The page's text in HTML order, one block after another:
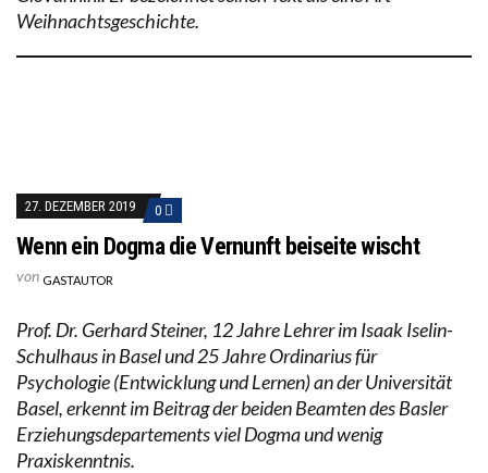
Weihnachtsgeschichte.
27. DEZEMBER 2019 0
Wenn ein Dogma die Vernunft beiseite wischt
von GASTAUTOR
Prof. Dr. Gerhard Steiner, 12 Jahre Lehrer im Isaak Iselin-
Schulhaus in Basel und 25 Jahre Ordinarius für
Psychologie (Entwicklung und Lernen) an der Universität
Basel, erkennt im Beitrag der beiden Beamten des Basler
Erziehungsdepartements viel Dogma und wenig
Praxiskenntnis.